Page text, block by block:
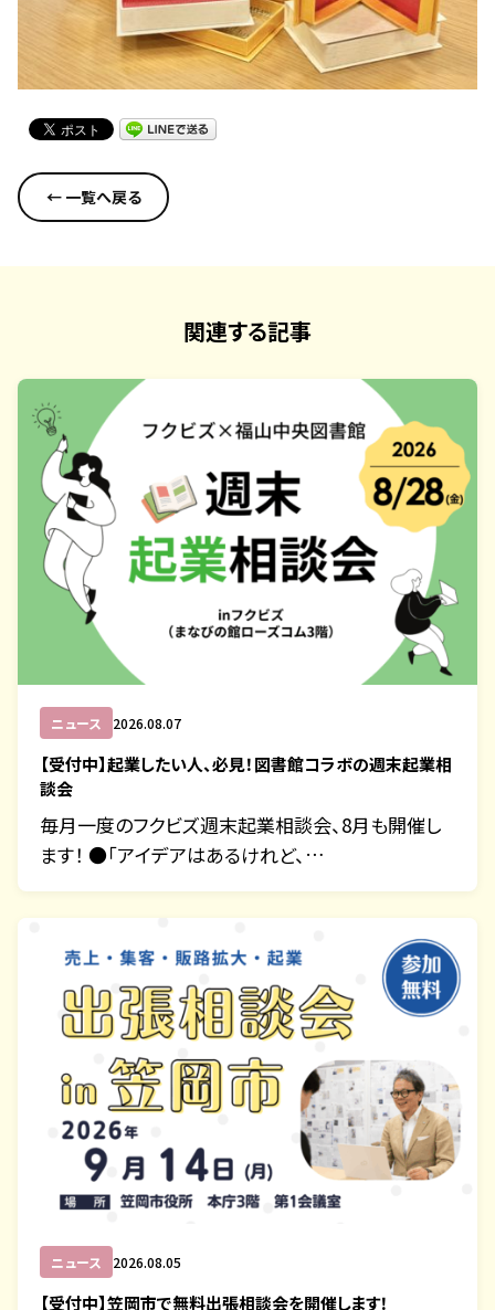
← 一覧へ戻る
関連する記事
ニュース 2026.08.07
【受付中】起業したい人、必見！図書館コラボの週末起業相
談会
毎月一度のフクビズ週末起業相談会、8月も開催し
ます！ ●「アイデアはあるけれど、…
ニュース 2026.08.05
【受付中】笠岡市で無料出張相談会を開催します！